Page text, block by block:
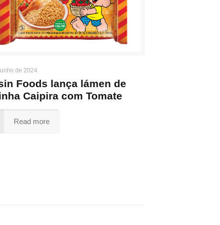
de 2024
Foods lança lámen de
Caipira com Tomate
Read more